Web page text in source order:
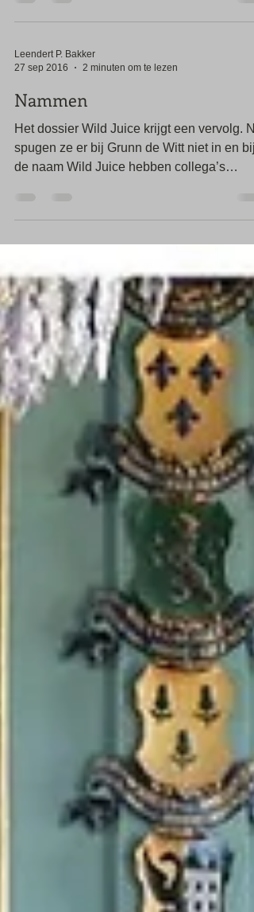
Leendert P. Bakker
27 sep 2016
2 minuten om te lezen
Nammen
Het dossier Wild Juice krijgt een vervolg. Nu
spugen ze er bij Grunn de Witt niet in en bij
de naam Wild Juice hebben collega’s